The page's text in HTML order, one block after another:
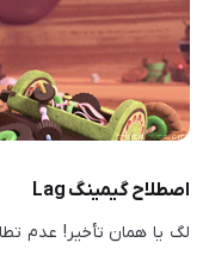
اصطلاح گیمینگ Lag
لگ یا همان تأخیر! عدم